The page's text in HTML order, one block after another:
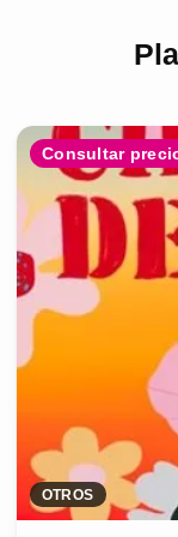
Consultar
OTROS